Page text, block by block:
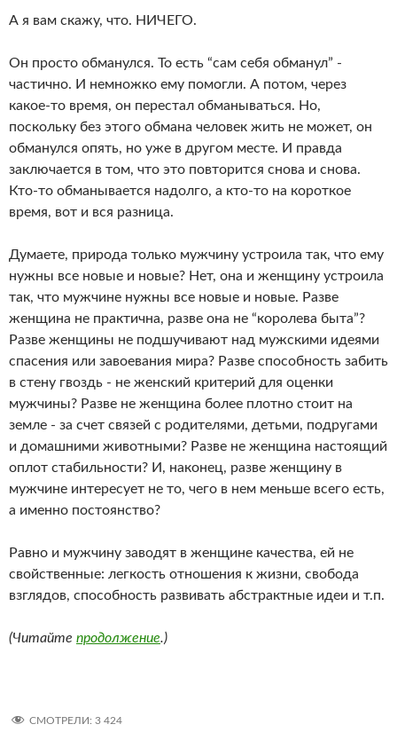
А я вам скажу, что. НИЧЕГО.
Он просто обманулся. То есть “сам себя обманул” -
частично. И немножко ему помогли. А потом, через
какое-то время, он перестал обманываться. Но,
поскольку без этого обмана человек жить не может, он
обманулся опять, но уже в другом месте. И правда
заключается в том, что это повторится снова и снова.
Кто-то обманывается надолго, а кто-то на короткое
время, вот и вся разница.
Думаете, природа только мужчину устроила так, что ему
нужны все новые и новые? Нет, она и женщину устроила
так, что мужчине нужны все новые и новые. Разве
женщина не практична, разве она не “королева быта”?
Разве женщины не подшучивают над мужскими идеями
спасения или завоевания мира? Разве способность забить
в стену гвоздь - не женский критерий для оценки
мужчины? Разве не женщина более плотно стоит на
земле - за счет связей с родителями, детьми, подругами
и домашними животными? Разве не женщина настоящий
оплот стабильности? И, наконец, разве женщину в
мужчине интересует не то, чего в нем меньше всего есть,
а именно постоянство?
Равно и мужчину заводят в женщине качества, ей не
свойственные: легкость отношения к жизни, свобода
взглядов, способность развивать абстрактные идеи и т.п.
(Читайте продолжение.)
СМОТРЕЛИ: 3 424